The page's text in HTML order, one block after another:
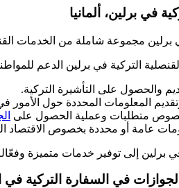
في برلين، ألمانيا
برلين مجموعة شاملة من الخدمات
التركية في برلين الدعم
والحصول على التأشيرة التركية.
المعلومات المحددة حول الأمور
متطلبات وعملية الحصول على
عامة أو محددة بخصوص الاقتصاد
برلين إلى توفير خدمات متميزة وفعّالة
في السفارة التركية في